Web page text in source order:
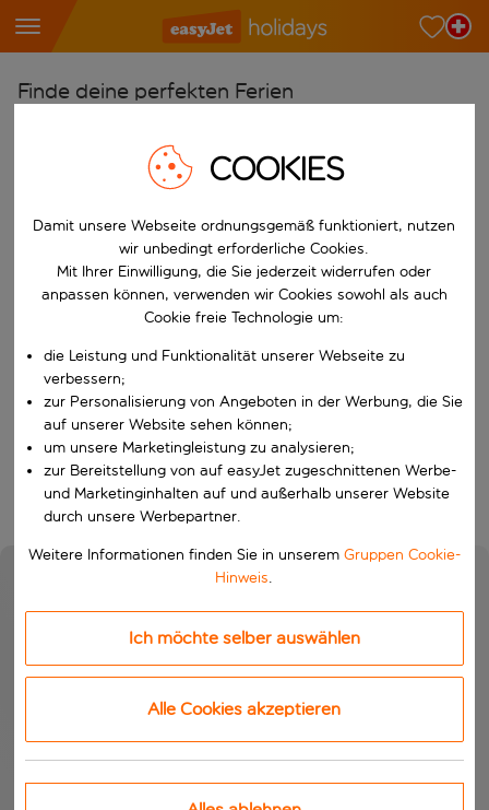
Finde deine perfekten Ferien
Wähle deine Flughäfen
Beginne mit der Eingabe für die automatische
Reiseziele finden
Nach
W&auml;hle ein Ab- und R&uuml;ckflugdatum aus.
Wähle deine Reisedaten
Wann
Wer
Suchen
COOKIES
Damit unsere Webseite ordnungsgemäß funktioniert, nutzen
wir unbedingt erforderliche Cookies.
Mit Ihrer Einwilligung, die Sie jederzeit widerrufen oder
anpassen können, verwenden wir Cookies sowohl als auch
Cookie freie Technologie um:
die Leistung und Funktionalität unserer Webseite zu
verbessern;
zur Personalisierung von Angeboten in der Werbung, die Sie
auf unserer Website sehen können;
um unsere Marketingleistung zu analysieren;
zur Bereitstellung von auf easyJet zugeschnittenen Werbe-
und Marketinginhalten auf und außerhalb unserer Website
durch unsere Werbepartner.
Weitere Informationen finden Sie in unserem Gruppen Cookie-
Hinweis.
Ich möchte selber auswählen
Alle Cookies akzeptieren